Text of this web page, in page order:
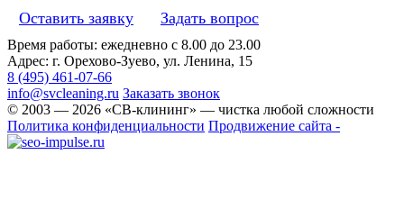
Оставить заявку Задать вопрос
Время работы: ежедневно с 8.00 до 23.00
Адрес: г. Орехово-Зуево, ул. Ленина, 15
8 (495) 461-07-66
info@svcleaning.ru Заказать звонок
© 2003 — 2026 «СВ-клининг» — чистка любой сложности
Политика конфиденциальности Продвижение сайта -